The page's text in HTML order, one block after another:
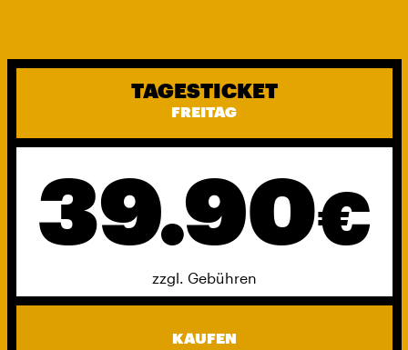
TAGESTICKET
FREITAG
39.90€
zzgl. Gebühren
KAUFEN